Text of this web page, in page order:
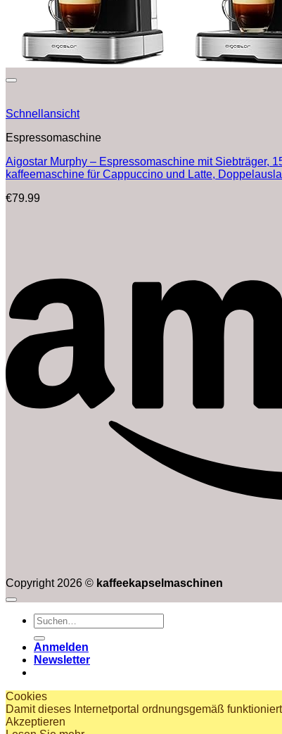
Schnellansicht
Espressomaschine
Aigostar Murphy – Espressomaschine mit Siebträger,
kaffeemaschine für Cappuccino und Latte,
€79.99
Copyright 2026 © kaffeekapselmaschinen
Suchen
nach:
Anmelden
Newsletter
Cookies
Damit dieses Internetportal ordnungsgemäß
Akzeptieren